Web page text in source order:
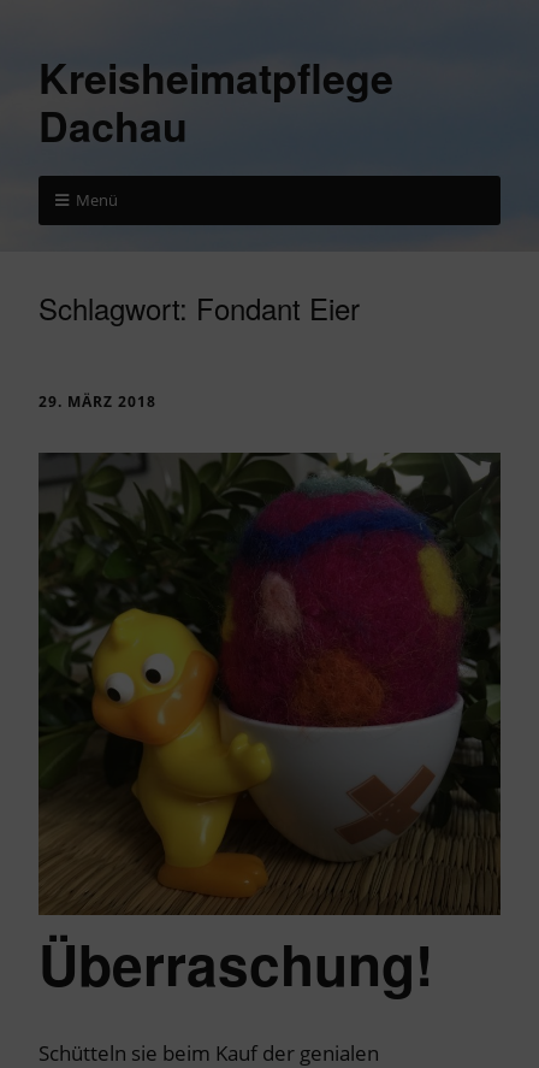
Kreisheimatpflege
Dachau
Menü
Schlagwort: Fondant Eier
29. MÄRZ 2018
Überraschung!
Schütteln sie beim Kauf der genialen